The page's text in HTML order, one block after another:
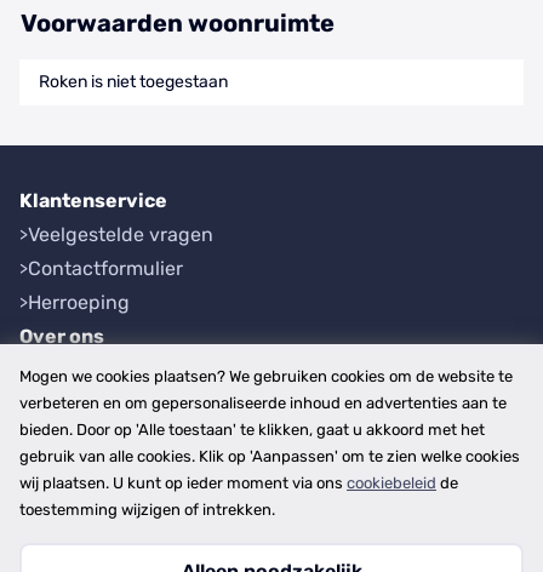
Voorwaarden woonruimte
Roken is niet toegestaan
Klantenservice
Veelgestelde vragen
Contactformulier
Herroeping
Over ons
Bedrijfsgegevens
Werkwijze
Overzichten
Plaatsen
Provincies
Mogen we cookies plaatsen? We gebruiken cookies om de website te
verbeteren en om gepersonaliseerde inhoud en advertenties aan te
bieden. Door op 'Alle toestaan' te klikken, gaat u akkoord met het
gebruik van alle cookies. Klik op 'Aanpassen' om te zien welke cookies
wij plaatsen. U kunt op ieder moment via ons cookiebeleid de
toestemming wijzigen of intrekken.